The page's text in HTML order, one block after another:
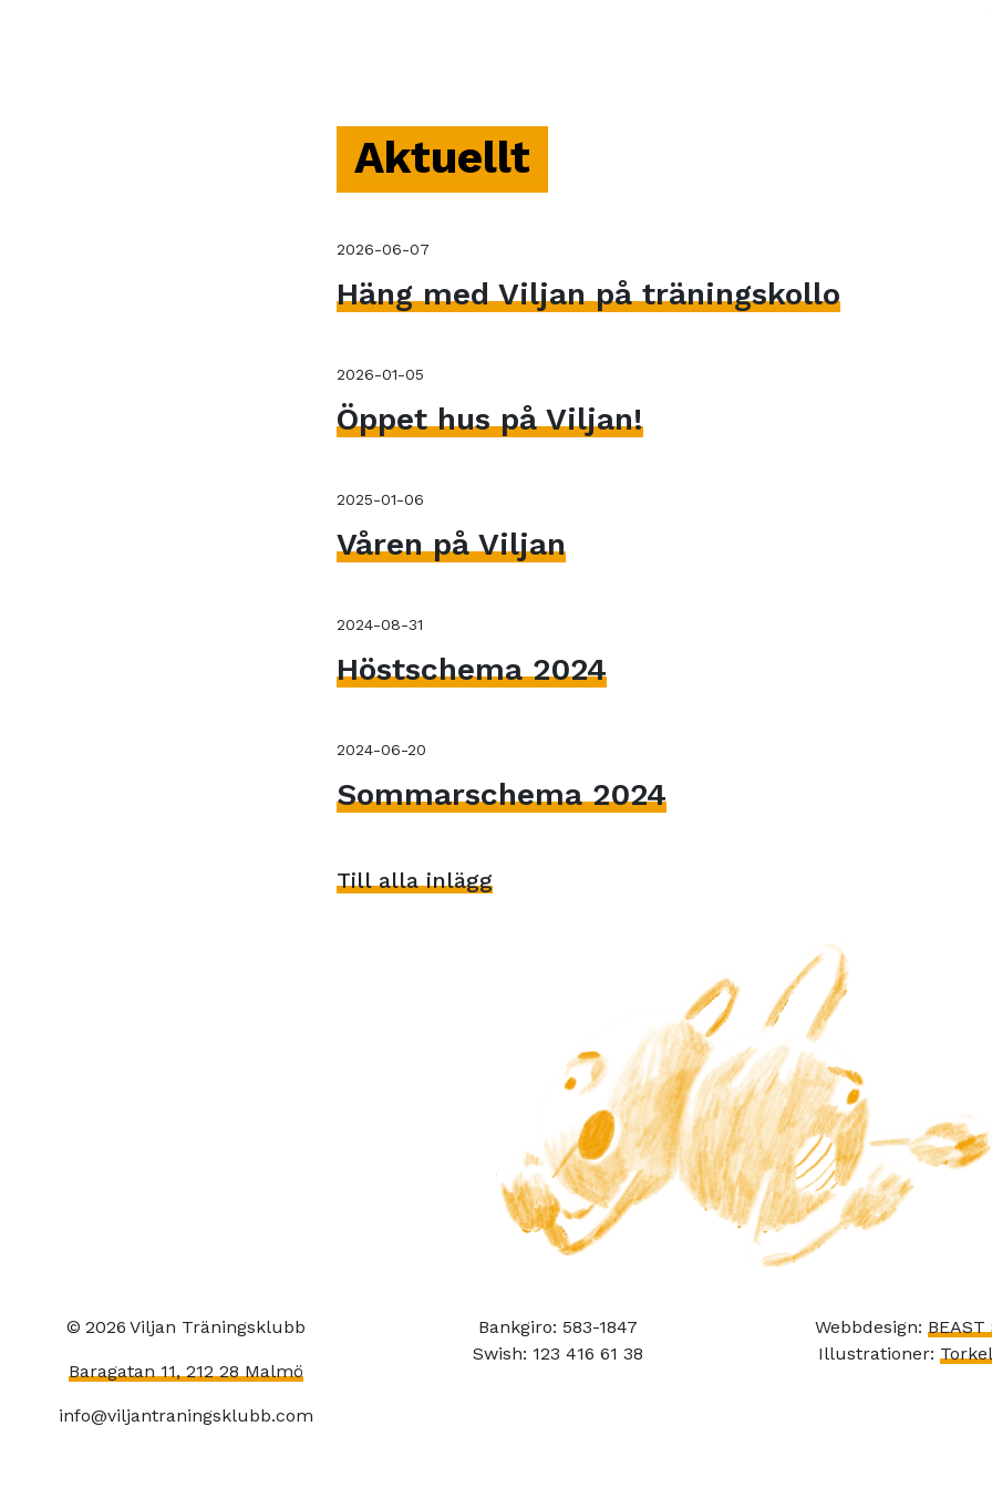
Aktuellt
2026-06-07
Häng med Viljan på träningskollo
2026-01-05
Öppet hus på Viljan!
2025-01-06
Våren på Viljan
2024-08-31
Höstschema 2024
2024-06-20
Sommarschema 2024
Till alla inlägg
© 2026 Viljan Träningsklubb
Baragatan 11, 212 28 Malmö
info@viljantraningsklubb.com
Bankgiro: 583-1847
Swish: 123 416 61 38
Webbdesign:
Illustrationer: